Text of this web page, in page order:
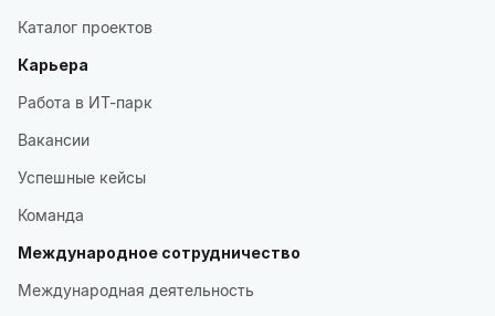
Каталог проектов
Карьера
Работа в ИТ-парк
Вакансии
Успешные кейсы
Команда
Международное сотрудничество
Международная деятельность